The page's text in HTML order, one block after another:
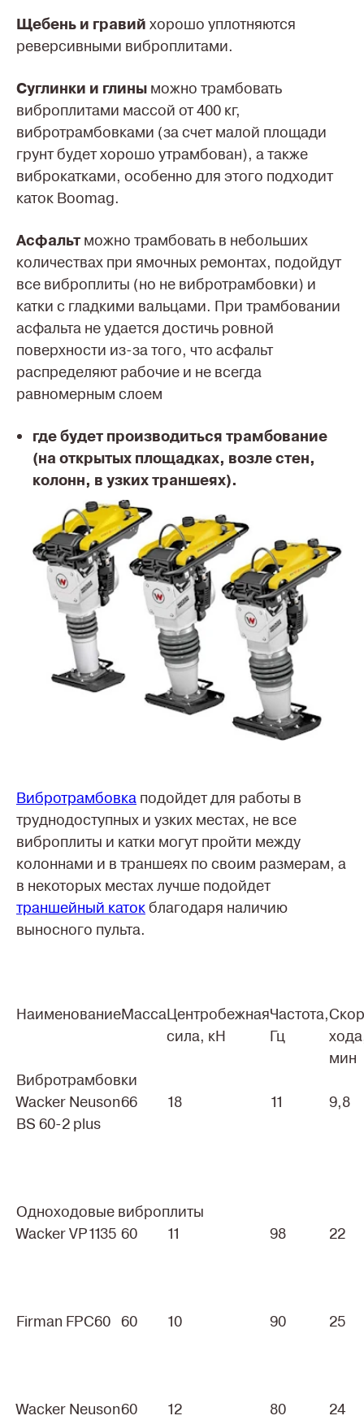
Щебень и гравий хорошо уплотняются
реверсивными виброплитами.
Суглинки и глины можно трамбовать
виброплитами массой от 400 кг,
вибротрамбовками (за счет малой площади
грунт будет хорошо утрамбован), а также
виброкатками, особенно для этого подходит
каток Boomag.
Асфальт можно трамбовать в небольших
количествах при ямочных ремонтах, подойдут
все виброплиты (но не вибротрамбовки) и
катки с гладкими вальцами. При трамбовании
асфальта не удается достичь ровной
поверхности из-за того, что асфальт
распределяют рабочие и не всегда
равномерным слоем
где будет производиться трамбование
(на открытых площадках, возле стен,
колонн, в узких траншеях).
Вибротрамбовка подойдет для работы в
труднодоступных и узких местах, не все
виброплиты и катки могут пройти между
колоннами и в траншеях по своим размерам, а
в некоторых местах лучше подойдет
траншейный катокблагодаря наличию
выносного пульта.
НаименованиеМассаЦентробежная
сила, кН
Частота,
Гц
мин
Вибротрамбовки
Wacker Neuson
BS 60-2 plus
66 18 11 9,8
Одноходовые виброплиты
Wacker VP1135 60 11 98 22
Firman FPC60 60 10 90 25
Wacker Neuson60 12 80 24